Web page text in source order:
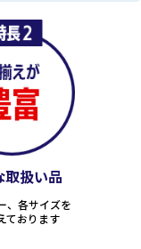
取扱い品
、各サイズを
ております